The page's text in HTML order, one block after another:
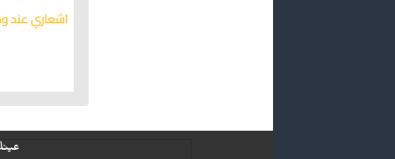
اشعاري عند